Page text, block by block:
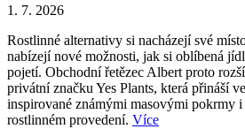
1. 7. 2026
Rostlinné alternativy si nacházejí své
nabízejí nové možnosti, jak si oblíbená
pojetí. Obchodní řetězec Albert proto
privátní značku Yes Plants, která přináší
inspirované známými masovými pokrmy
rostlinném provedení. Více